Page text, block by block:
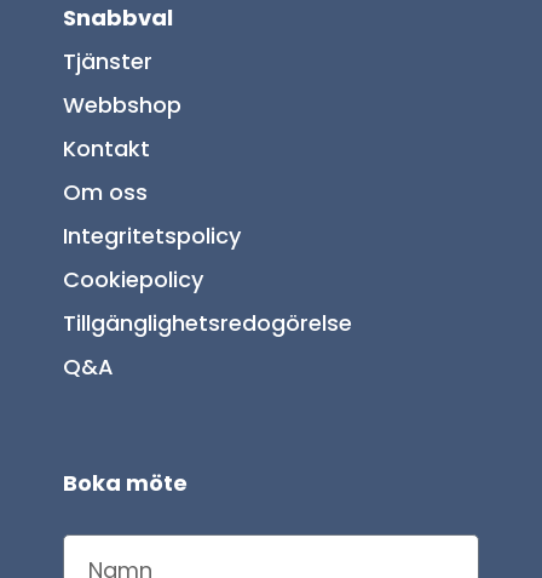
Snabbval
Tjänster
Webbshop
Kontakt
Om oss
Integritetspolicy
Cookiepolicy
Tillgänglighetsredogörelse
Q&A
Boka möte